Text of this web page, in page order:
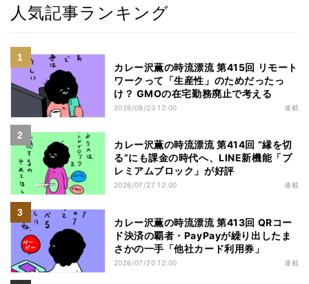
人気記事ランキング
カレー沢薫の時流漂流 第415回 リモート
ワークって「生産性」のためだったっ
け？ GMOの在宅勤務廃止で考える
2026/08/03 12:00 連載
カレー沢薫の時流漂流 第414回 “縁を切
る”にも課金の時代へ、LINE新機能「プ
レミアムブロック」が好評
2026/07/27 12:00 連載
カレー沢薫の時流漂流 第413回 QRコー
ド決済の覇者・PayPayが繰り出したま
さかの一手「他社カード利用券」
2026/07/20 12:00 連載